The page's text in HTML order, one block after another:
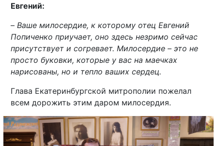
Евгений:
– Ваше милосердие, к которому отец Евгений
Попиченко приучает, оно здесь незримо сейчас
присутствует и согревает. Милосердие – это не
просто буковки, которые у вас на маечках
нарисованы, но и тепло ваших сердец.
Глава Екатеринбургской митрополии пожелал
всем дорожить этим даром милосердия.